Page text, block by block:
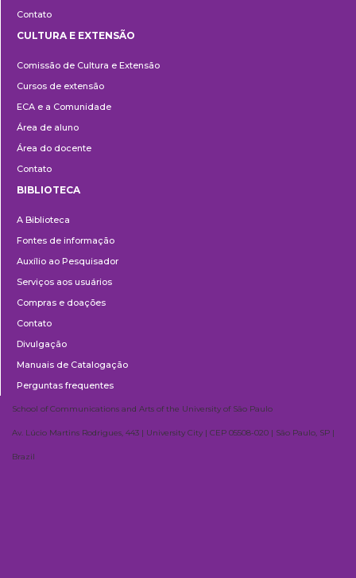
Contato
e
Extensão
CULTURA E EXTENSÃO
Comissão de Cultura e Extensão
Cursos de extensão
ECA e a Comunidade
Área de aluno
Área do docente
Contato
BIBLIOTECA
A Biblioteca
Fontes de informação
Auxílio ao Pesquisador
Serviços aos usuários
Compras e doações
Contato
Divulgação
Manuais de Catalogação
Perguntas frequentes
School of Communications and Arts of the University of São Paulo
Av. Lúcio Martins Rodrigues, 443 | University City | CEP 05508-020 | São Paulo, SP |
Brazil